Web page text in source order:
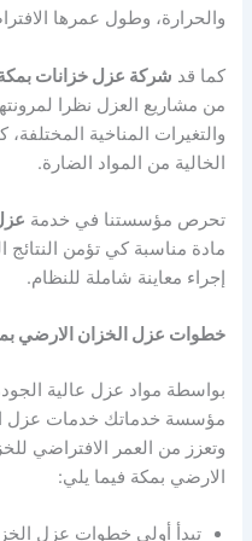
والحرارة، وطول عمرها
كما قد شركة عزل خزانات
من مشاريع العزل نظرا
والتغيرات المناخية
الخالية من المواد الضارة.
تحرص مؤسستنا في خدمة
مادة مناسبة كي تؤمن النتائج
إجراء معاينة شاملة للنظام.
خطوات عزل الخزان الارضي
بواسطة مواد عزل عالية
مؤسسة خدماتك خدمات عزل
وتعزز من العمر الافتراضي
الارضي بمكة فيما يلي:
تبدأ أولى خطوات عزل